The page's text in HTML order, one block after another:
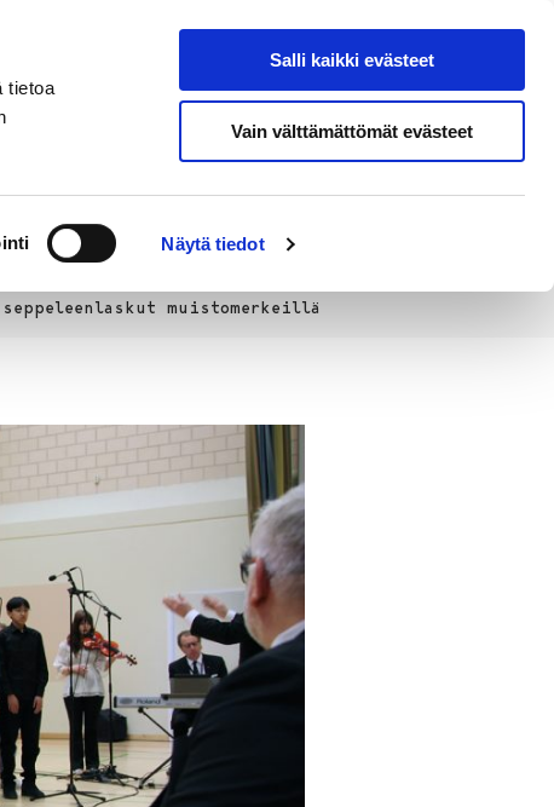
tietoa
Näytä tiedot
Salli kaikki evästeet
Vain välttämättömät evästeet
Hae sivustolta
muistomerkeillä